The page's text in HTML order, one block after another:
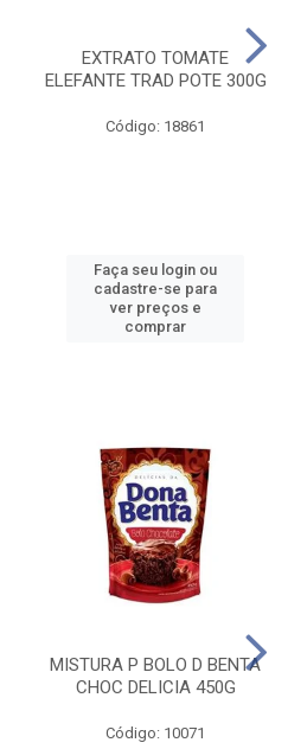
EXTRATO TOMATE
ELEFANTE TRAD POTE 300G
Código: 18861
Faça seu login ou
cadastre-se para
ver preços e
comprar
MISTURA P BOLO D BENTA
CHOC DELICIA 450G
Código: 10071